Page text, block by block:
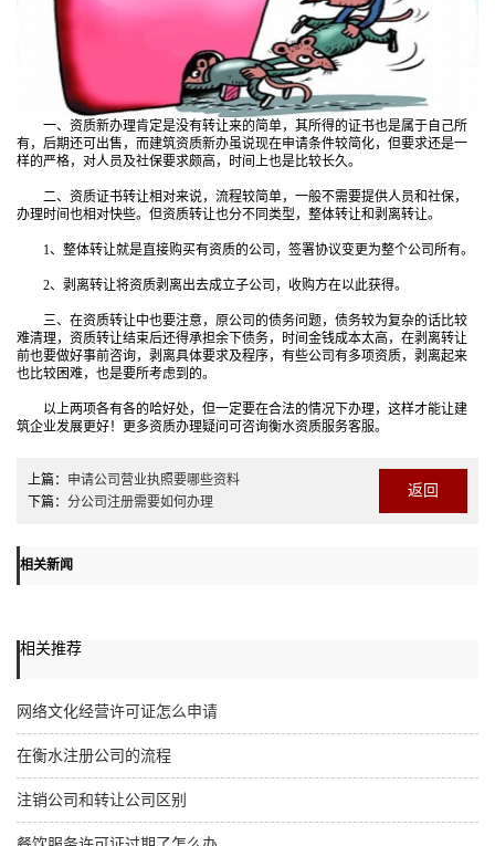
一、资质新办理肯定是没有转让来的简单，其所得的证书也是属于自己所
有，后期还可出售，而建筑资质新办虽说现在申请条件较简化，但要求还是一
样的严格，对人员及社保要求颇高，时间上也是比较长久。
二、资质证书转让相对来说，流程较简单，一般不需要提供人员和社保，
办理时间也相对快些。但资质转让也分不同类型，整体转让和剥离转让。
1、整体转让就是直接购买有资质的公司，签署协议变更为整个公司所有。
2、剥离转让将资质剥离出去成立子公司，收购方在以此获得。
三、在资质转让中也要注意，原公司的债务问题，债务较为复杂的话比较
难清理，资质转让结束后还得承担余下债务，时间金钱成本太高，在剥离转让
前也要做好事前咨询，剥离具体要求及程序，有些公司有多项资质，剥离起来
也比较困难，也是要所考虑到的。
以上两项各有各的哈好处，但一定要在合法的情况下办理，这样才能让建
筑企业发展更好！更多资质办理疑问可咨询衡水资质服务客服。
上篇： 申请公司营业执照要哪些资料
下篇： 分公司注册需要如何办理
返回
相关新闻
相关推荐
网络文化经营许可证怎么申请
在衡水注册公司的流程
注销公司和转让公司区别